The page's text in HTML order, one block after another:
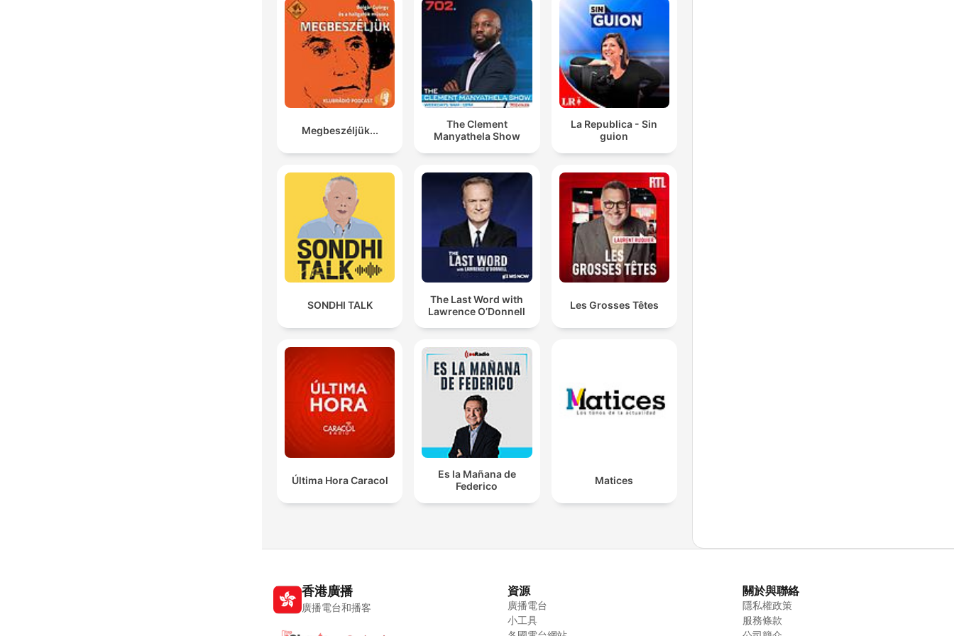
Megbeszéljük...
The Clement
Manyathela Show
La Republica - Sin
guion
SONDHI TALK
The Last Word with
Lawrence O’Donnell
Les Grosses Têtes
Última Hora Caracol
Es la Mañana de
Federico
Matices
香港廣播
廣播電台和播客
資源
廣播電台
小工具
關於與聯絡
隱私權政策
服務條款